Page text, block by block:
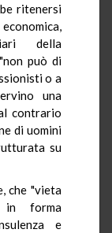
ritenersi
della
può di
o a
una
contrario
di uomini
su
che "vieta
in forma
e